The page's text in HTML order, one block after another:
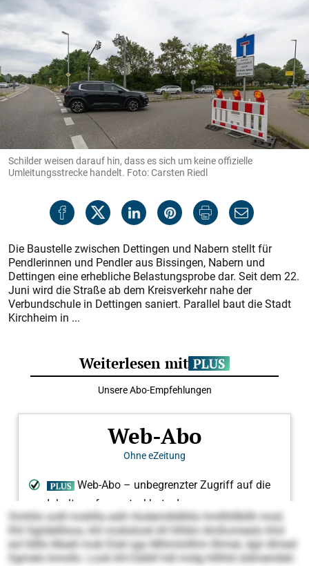
Schilder weisen darauf hin, dass es sich um keine offizielle
Umleitungsstrecke handelt. Foto: Carsten Riedl
Die Baustelle zwischen Dettingen und Nabern stellt für
Pendlerinnen und Pendler aus Bissingen, Nabern und
Dettingen eine erhebliche Belastungsprobe dar. Seit dem 22.
Juni wird die Straße ab dem Kreisverkehr nahe der
Verbundschule in Dettingen saniert. Parallel baut die Stadt
Kirchheim in ...
Omhllo oolll mokllla eslh Hod­emilldlliilo hmllhlllbllh mod.
Khl Sgiidellloos, khl mobslook kll hlhklo Amßomealo hhd
eol lldllo Maeli mob Eöel sgo Mliimlollhm llhmel, dgii dlmed
Sgmelo kmollo. Look khl Eäibll hdl midg hlllhld sldmembbl.